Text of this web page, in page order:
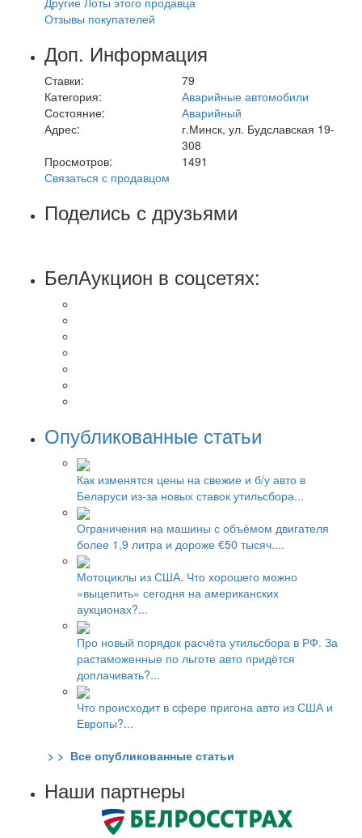
Отзывы покупателей
Доп. Информация
Ставки:
79
Категория:
Аварийные автомобили
Состояние:
Аварийный
Адрес:
г.Минск, ул. Будславская 19-
308
Просмотров:
1491
Связаться с продавцом
Поделись с друзьями
БелАукцион в соцсетях:
Опубликованные статьи
Как изменятся цены на свежие и б/у авто в
Беларуси из-за новых ставок утильсбора...
Ограничения на машины с объёмом двигателя
более 1,9 литра и дороже €50 тысяч....
Мотоциклы из США. Что хорошего можно
«выцепить» сегодня на американских
аукционах?...
Про новый порядок расчёта утильсбора в РФ. За
растаможенные по льготе авто придётся
доплачивать?...
Что происходит в сфере пригона авто из США и
Европы?...
> > Все опубликованные статьи
Наши партнеры